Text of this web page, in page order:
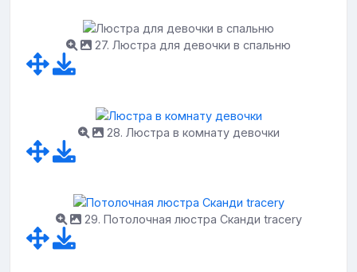
27. Люстра для девочки в спальню
28. Люстра в комнату девочки
29. Потолочная люстра Сканди tracery